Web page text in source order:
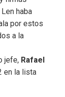
haba
por estos
a la
jefe, Rafael
en la lista